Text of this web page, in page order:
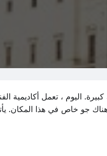
اليوم ، تعمل أكاديمية
جو خاص في هذا المكان.